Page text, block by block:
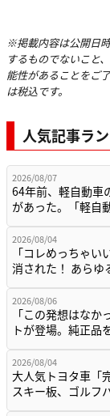
※掲載内容は公開日
するものでないこと
能性があることをご
は税込です。
人気記事ラ
2026/08/07
64年前、軽自動車
があった。「軽自
2026/08/04
「コレめっちゃ
消された！ あら
2026/08/06
「この発想はな
トが登場。純正
2026/08/04
大人気トヨタ車「
スキー板、ゴルフ